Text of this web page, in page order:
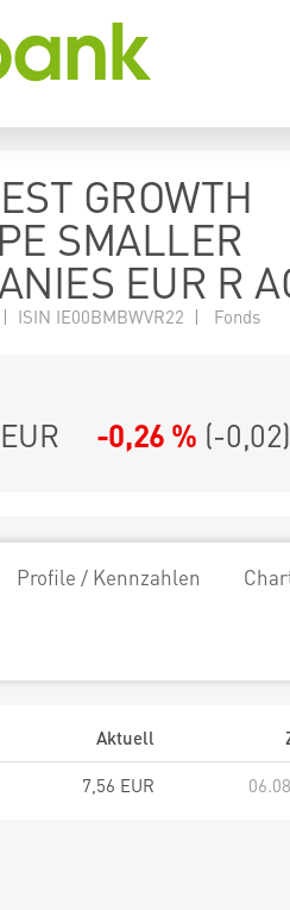
GROWTH
SMALLER
EUR R
ISIN IE00BMBWVR22 | Fonds
-0,26 % (-0,02)
Profile / Kennzahlen
Aktuell
7,56 EUR